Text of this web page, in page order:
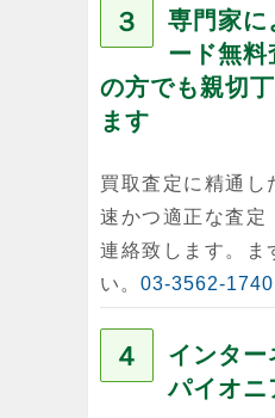
３
専門家に
ード無料
の方でも親切
ます
買取査定に精通し
速かつ適正な査定
連絡致します。ま
い。 03-3562-1740
４
インター
パイオニ